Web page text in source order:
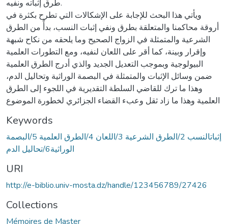
طرق إثباته ونفيه.
ويأتي هذا البحث للإجابة على الإشكالات التي تطرح بكثرة في
أروقة محاكمنا والمتعلقة بطرق ونفي إثبات النسب، بدأً من الطرق
الشرعية والمتمثلة في الزواج الصحيح وما يلحقه من نكاح شبهة
وإقرار وبينة، كما أقر على اللعان لنفيه، ومع التطورات العلمية
البيولوجية وبموجب التعديل الجديد والذي أدرج الطرق العلمية
ضمن وسائل الإثبات والمتمثلة في البصمة الوراثية وتحاليل الدم،
وهذا ما ترك للقاضي السلطة التقديرية في اللجوء إلى الطرق
العلمية وهذا ما زاد ثقل وعبء القضاء الجزائري لخطورة الموضوع
Keywords
إثباتالنسب 2/الطرق الشرعية 3/اللعان 4/الطرق العلمية 5/البصمة
الوراثية6/تحاليل الدم
URI
http://e-biblio.univ-mosta.dz/handle/123456789/27426
Collections
Mémoires de Master